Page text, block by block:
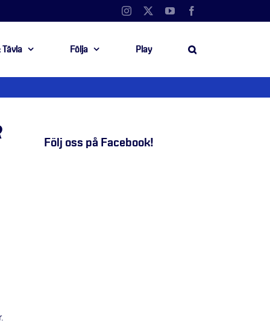
Instagram YouTube
Tävla Följa Play
Följ oss på Facebook!